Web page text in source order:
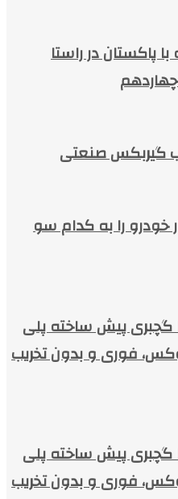
پاکستان در راستا
گیربکس صنعتی
خودرو را به کدام سو
گچبری پیش ساخته پلی
فوری و بدون تخریب
گچبری پیش ساخته پلی
فوری و بدون تخریب